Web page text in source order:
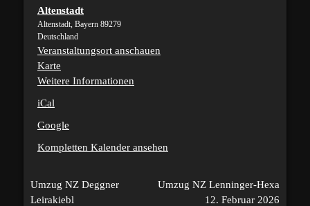
Altenstadt
Altenstadt
Altenstadt, Bayern 89279
Deutschland
Veranstaltungsort anschauen
Karte
Weitere Informationen
iCal
Google
Kompletten Kalender ansehen
Beitragsnavigation
Umzug NZ Deggner
Leirakiebl
Umzug NZ Lenninger-Hexa
12. Februar 2026